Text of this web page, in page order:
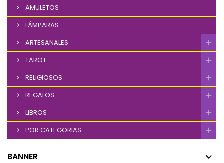
AMULETOS
LÁMPARAS
ARTESANALES
TAROT
RELIGIOSOS
REGALOS
LIBROS
POR CATEGORIAS
BANNER